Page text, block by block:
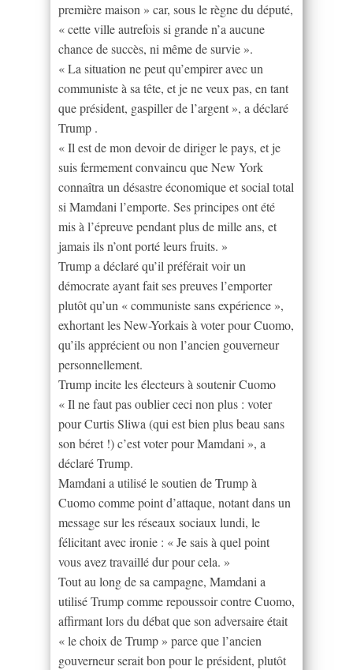
première maison » car, sous le règne du député,
« cette ville autrefois si grande n’a aucune
chance de succès, ni même de survie ».
« La situation ne peut qu’empirer avec un
communiste à sa tête, et je ne veux pas, en tant
que président, gaspiller de l’argent », a déclaré
Trump .
« Il est de mon devoir de diriger le pays, et je
suis fermement convaincu que New York
connaîtra un désastre économique et social total
si Mamdani l’emporte. Ses principes ont été
mis à l’épreuve pendant plus de mille ans, et
jamais ils n’ont porté leurs fruits. »
Trump a déclaré qu’il préférait voir un
démocrate ayant fait ses preuves l’emporter
plutôt qu’un « communiste sans expérience »,
exhortant les New-Yorkais à voter pour Cuomo,
qu’ils apprécient ou non l’ancien gouverneur
personnellement.
Trump incite les électeurs à soutenir Cuomo
« Il ne faut pas oublier ceci non plus : voter
pour Curtis Sliwa (qui est bien plus beau sans
son béret !) c’est voter pour Mamdani », a
déclaré Trump.
Mamdani a utilisé le soutien de Trump à
Cuomo comme point d’attaque, notant dans un
message sur les réseaux sociaux lundi, le
félicitant avec ironie : « Je sais à quel point
vous avez travaillé dur pour cela. »
Tout au long de sa campagne, Mamdani a
utilisé Trump comme repoussoir contre Cuomo,
affirmant lors du débat que son adversaire était
« le choix de Trump » parce que l’ancien
gouverneur serait bon pour le président, plutôt